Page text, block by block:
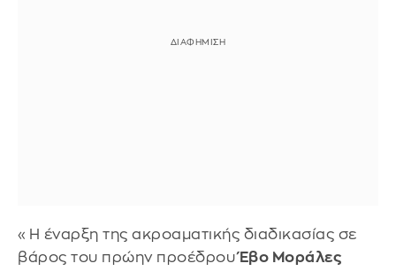
«Η έναρξη της ακροαματικής διαδικασίας σε
βάρος του πρώην προέδρουΈβο Μοράλες